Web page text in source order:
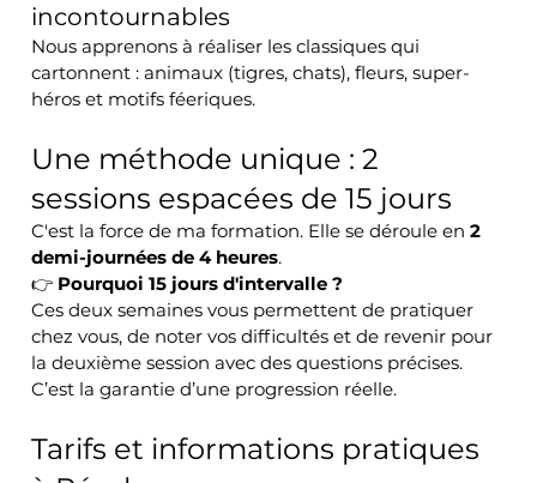
incontournables
Nous apprenons à réaliser les classiques qui
cartonnent : animaux (tigres, chats), fleurs, super-
héros et motifs féeriques.
Une méthode unique : 2
sessions espacées de 15 jours
C'est la force de ma formation. Elle se déroule en 2
demi-journées de 4 heures.
👉 Pourquoi 15 jours d'intervalle ?
Ces deux semaines vous permettent de pratiquer
chez vous, de noter vos difficultés et de revenir pour
la deuxième session avec des questions précises.
C’est la garantie d’une progression réelle.
Tarifs et informations pratiques